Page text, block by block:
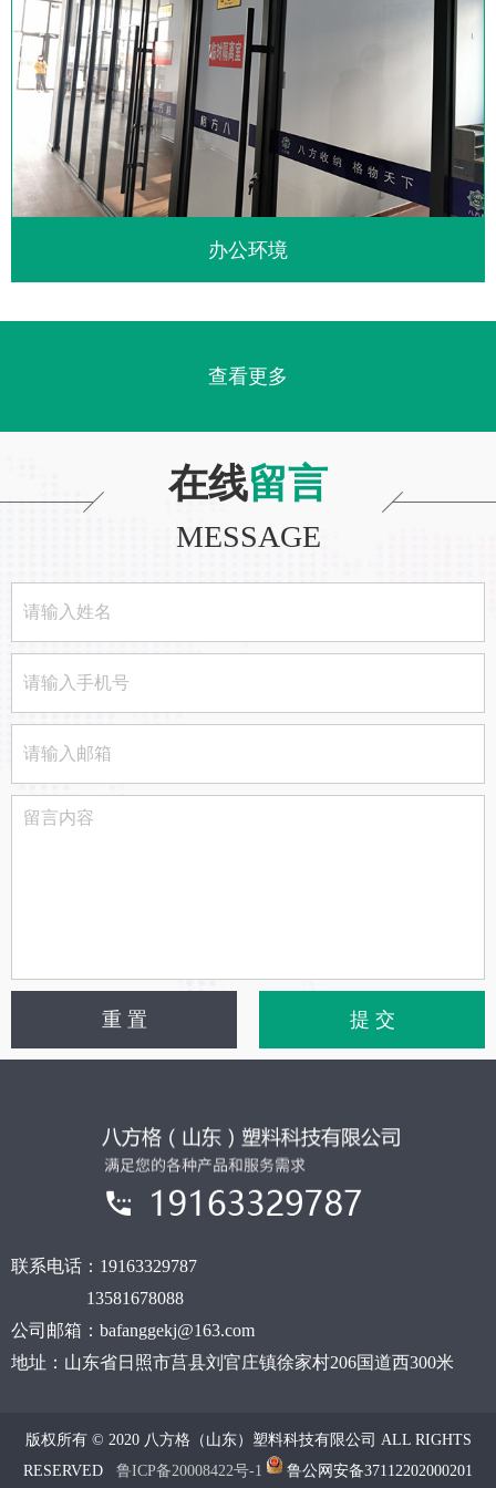
办公环境
查看更多
在线留言
MESSAGE
重 置 提 交
联系电话： 19163329787
13581678088
公司邮箱：bafanggekj@163.com
地址： 山东省日照市莒县刘官庄镇徐家村206国道西300米
版权所有 © 2020 八方格（山东）塑料科技有限公司 ALL RIGHTS
RESERVED 鲁ICP备20008422号-1 鲁公网安备37112202000201